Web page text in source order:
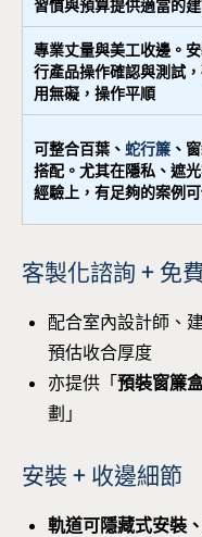
習慣與預算提供適當的
專業丈量與美工收邊。
行產品操作確認與測試
用無礙，操作平順
可整合百葉、 蛇行簾 、
搭配。尤其在隱私、遮
經驗上，有足夠的案例
客製化諮詢 + 免
配合室內設計師、
預估收合厚度
亦提供「預裝窗簾
劃」
安裝 + 收邊細節
軌道可隱藏式安裝